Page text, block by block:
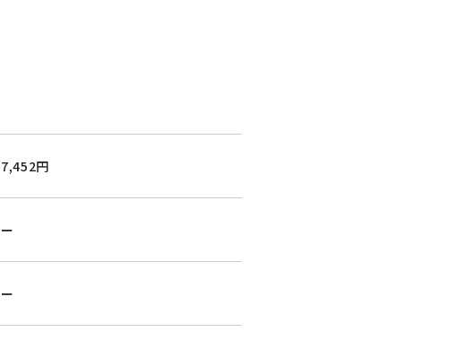
7,452円
ー
ー